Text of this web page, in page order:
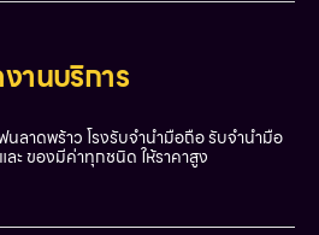
านบริการ
นลาดพร้าว โรงรับจำนำมือถือ รับจำนำมือ
ะ ของมีค่าทุกชนิด ให้ราคาสูง